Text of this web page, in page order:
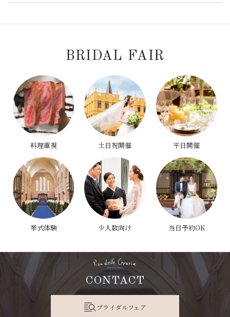
BRIDAL FAIR
料理重視 土日祝開催 平日開催
挙式体験 少人数向け 当日予約OK
CONTACT
ブライダルフェア